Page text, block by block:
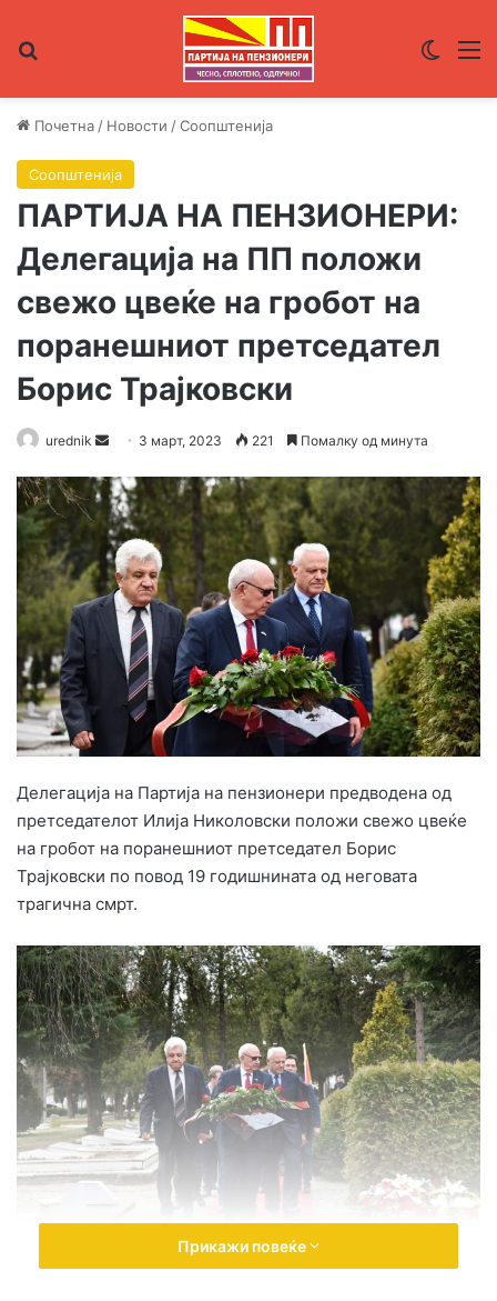
Почетна / Новости /Соопштенија
Соопштенија
ПАРТИЈА НА ПЕНЗИОНЕРИ:
Делегација на ПП положи
свежо цвеќе на гробот на
поранешниот претседател
Борис Трајковски
urednik
n
d
a
n
e
m
3 март, 2023 221 Помалку од минута
Делегација на Партија на пензионери предводена од
претседателот Илија Николовски положи свежо цвеќе
на гробот на поранешниот претседател Борис
Трајковски по повод 19 годишнината од неговата
трагична смрт.
Прикажи повеќе